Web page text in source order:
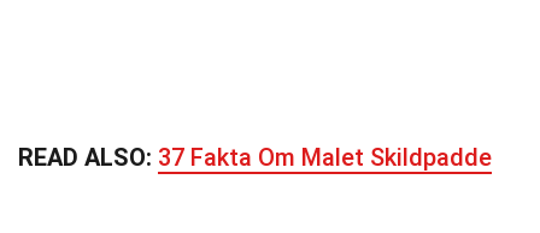
READ ALSO: 37 Fakta Om Malet Skildpadde